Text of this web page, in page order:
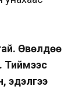
Өвөлдөө
Тиймээс
эдэлгээ